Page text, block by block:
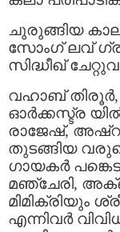
ചുരുങ്ങിയ
സോംഗ് ലവ്
സിദ്ധീഖ്
വഹാബ് തിരൂര്‍,
ഓര്‍ക്കസ്ട്ര
രാജേഷ്,
തുടങ്ങിയ
ഗായകര്‍
മഞ്ചേരി,
മിമിക്രിയും
എന്നിവര്‍